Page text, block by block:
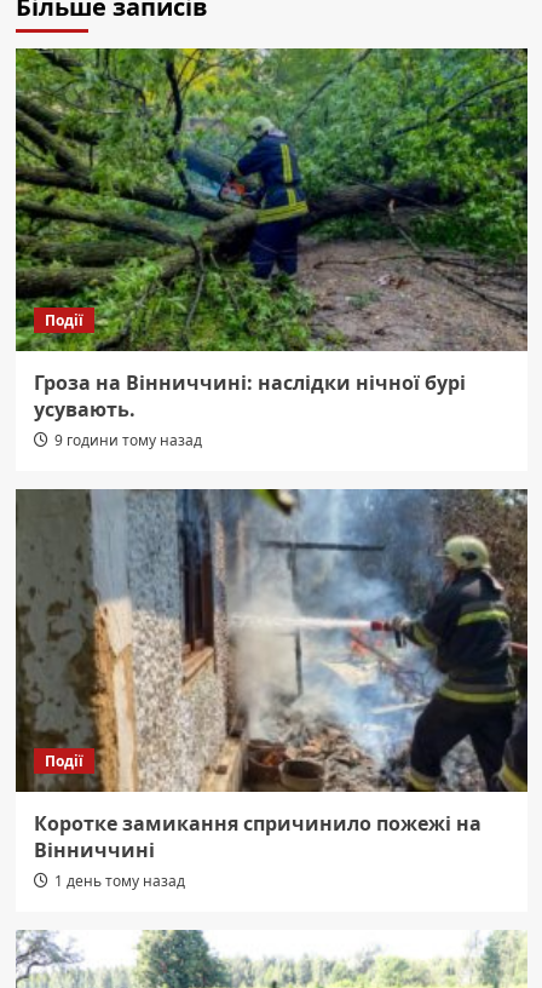
Більше записів
Події
Гроза на Вінниччині: наслідки нічної бурі
усувають.
9 години тому назад
Події
Коротке замикання спричинило пожежі на
Вінниччині
1 день тому назад